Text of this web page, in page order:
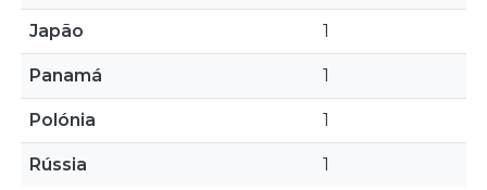
Japão 1
Panamá 1
Polónia 1
Rússia 1